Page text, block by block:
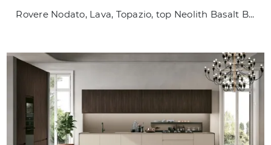
Rovere Nodato, Lava, Topazio, top Neolith Basalt Black Satin